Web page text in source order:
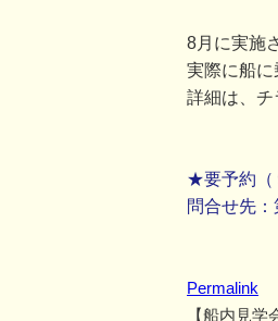
8月に実施
実際に船
詳細は、チ
★要予約（
問合せ先
Permalink
【船内見